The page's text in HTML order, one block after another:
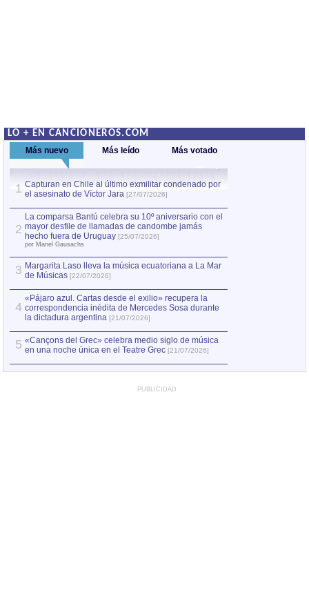
LO + EN CANCIONEROS.COM
Más nuevo Más leído Más votado
1 Capturan en Chile al último exmilitar condenado por
el asesinato de Víctor Jara [27/07/2026]
2
La comparsa Bantú celebra su 10º aniversario con el
mayor desfile de llamadas de candombe jamás
hecho fuera de Uruguay [25/07/2026]
por Manel Gausachs
3 Margarita Laso lleva la música ecuatoriana a La Mar
de Músicas [22/07/2026]
4
«Pájaro azul. Cartas desde el exilio» recupera la
correspondencia inédita de Mercedes Sosa durante
la dictadura argentina [21/07/2026]
5 «Cançons del Grec» celebra medio siglo de música
en una noche única en el Teatre Grec [21/07/2026]
PUBLICIDAD